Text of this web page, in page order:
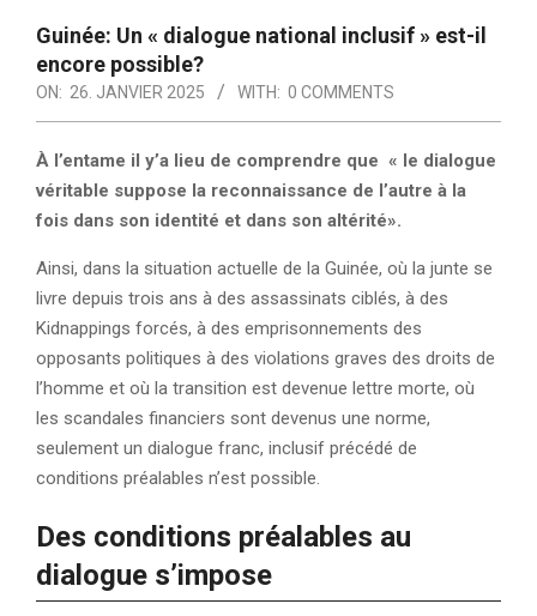
Guinée: Un « dialogue national inclusif » est-il
encore possible?
ON: 26. JANVIER 2025 WITH: 0 COMMENTS
À l’entame il y’a lieu de comprendre que « le dialogue
véritable suppose la reconnaissance de l’autre à la
fois dans son identité et dans son altérité».
Ainsi, dans la situation actuelle de la Guinée, où la junte se
livre depuis trois ans à des assassinats ciblés, à des
Kidnappings forcés, à des emprisonnements des
opposants politiques à des violations graves des droits de
l’homme et où la transition est devenue lettre morte, où
les scandales financiers sont devenus une norme,
seulement un dialogue franc, inclusif précédé de
conditions préalables n’est possible.
Des conditions préalables au
dialogue s’impose